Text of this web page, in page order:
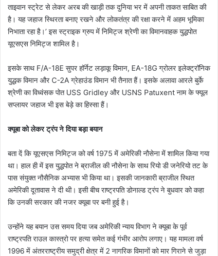
ताइवान स्ट्रेट से लेकर अरब की खाड़ी तक दुनिया भर में अपनी ताकत साबित की
है। यह जहाज स्थिरता बनाए रखने और लोकतंत्र की रक्षा करने में अहम भूमिका
निभाता रहा है।’ इस स्ट्राइक ग्रुप में निमिट्ज श्रेणी का विमानवाहक युद्धपोत
यूएसएस निमिट्ज शामिल है।
इसके साथ F/A-18E सुपर हॉर्नेट लड़ाकू विमान, EA-18G ग्रोलर इलेक्ट्रॉनिक
युद्धक विमान और C-2A ग्रेहाउंड विमान भी तैनात हैं। इसके अलावा आरले बुर्के
श्रेणी का विध्वंसक पोत USS Gridley और USNS Patuxent नाम के फ्यूल
सप्लायर जहाज भी इस बेड़े का हिस्सा हैं।
क्यूबा को लेकर ट्रंप ने दिया बड़ा बयान
बता दें कि यूएसएस निमिट्ज को वर्ष 1975 में अमेरिकी नौसेना में शामिल किया गया
था। हाल ही में इस युद्धपोत ने ब्राजील की नौसेना के साथ रियो डी जनेरियो तट के
पास संयुक्त नौसैनिक अभ्यास भी किया था। इसकी जानकारी ब्राजील स्थित
अमेरिकी दूतावास ने दी थी। इसी बीच राष्ट्रपति डोनाल्ड ट्रंप ने बुधवार को कहा
कि उनकी सरकार की नजर क्यूबा पर बनी हुई है।
उन्होंने यह बयान उस समय दिया जब अमेरिकी न्याय विभाग ने क्यूबा के पूर्व
राष्ट्रपति राउल कास्त्रो पर हत्या समेत कई गंभीर आरोप लगाए। यह मामला वर्ष
1996 में अंतरराष्ट्रीय समुद्री क्षेत्र में 2 नागरिक विमानों को मार गिराने से जुड़ा